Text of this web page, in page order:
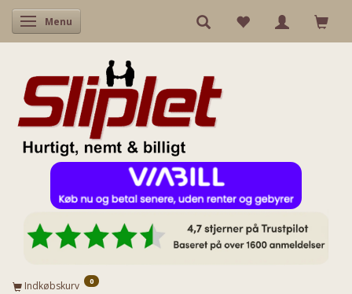
Skifte navigation
Menu
Indkøbskurv 0